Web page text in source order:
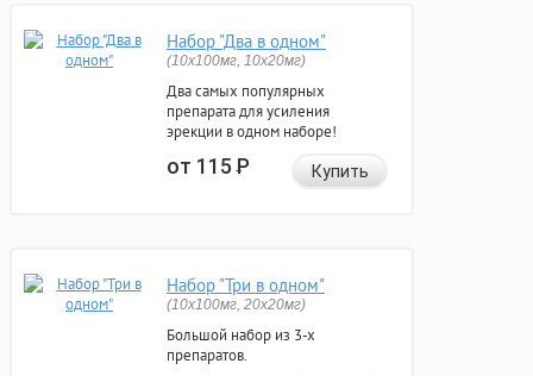
Набор "Два в одном"
(10x100мг, 10x20мг)
Два самых популярных
препарата для усиления
эрекции в одном наборе!
от 115Р Купить
Набор "Три в одном"
(10x100мг, 20x20мг)
Большой набор из 3-х
препаратов.